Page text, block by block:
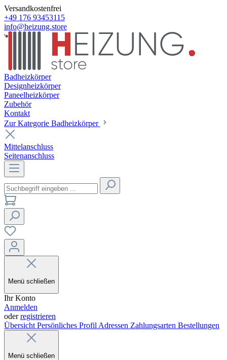
Versandkostenfrei
+49 176 93453115
info@heizung.store
Badheizkörper
Designheizkörper
Paneelheizkörper
Zubehör
Kontakt
Zur Kategorie Badheizkörper
Mittelanschluss
Seitenanschluss
Menü schließen
Ihr Konto
Anmelden
oderregistrieren
Übersicht Persönliches Profil Adressen Zahlungsarten Bestellungen
Menü schließen